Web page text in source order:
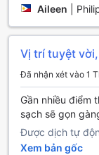
Các loại phòng
Hotel Veneto tại
loạt các loại
như Economy
Standard
Single Room,
Room, khách
cầu của mình.
Hotel Veneto
thoải mái và
Aileen
Vị trí tuyệt
Đã nhận xét vào 1
Gần nhiều điểm
sạch sẽ gọn
Được dịch tự
Xem bản gốc